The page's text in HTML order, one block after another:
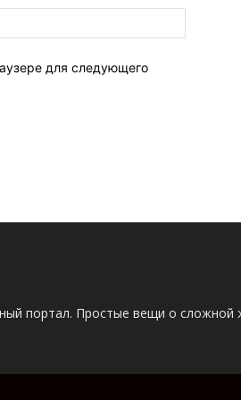
для следующего
портал. Простые вещи о сложной